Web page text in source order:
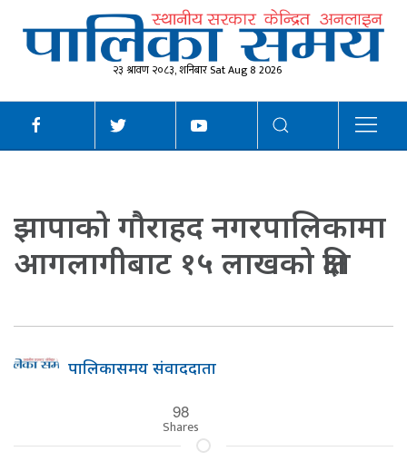
२३ श्रावण २०८३, शनिबार Sat Aug 8 2026
झापाको गौराहद नगरपालिकामा
आगलागीबाट १५ लाखको क्षति
पालिकासमय संवाददाता
98
Shares